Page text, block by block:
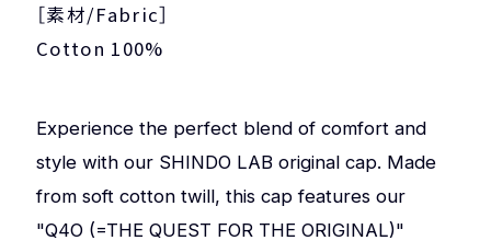
［素材/Fabric］
Cotton 100%
Experience the perfect blend of comfort and
style with our SHINDO LAB original cap. Made
from soft cotton twill, this cap features our
"Q4O (=THE QUEST FOR THE ORIGINAL)"